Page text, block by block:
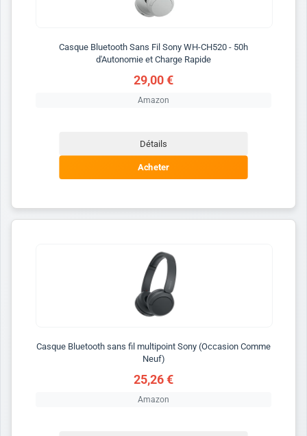
Casque Bluetooth Sans Fil Sony WH-CH520 - 50h
d'Autonomie et Charge Rapide
29,00 €
Amazon
Détails
Acheter
Casque Bluetooth sans fil multipoint Sony (Occasion Comme
Neuf)
25,26 €
Amazon